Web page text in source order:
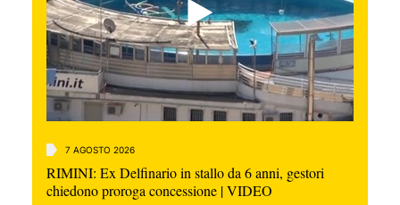
7 AGOSTO 2026
RIMINI: Ex Delfinario in stallo da 6 anni, gestori
chiedono proroga concessione | VIDEO